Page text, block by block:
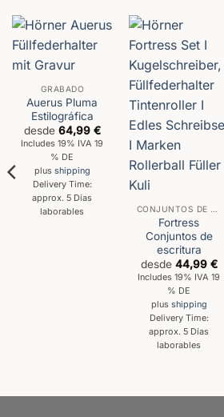
GRABADO
Auerus Pluma
Estilográfica
desde 64,99 €
Includes 19% IVA 19
% DE
plus shipping
Delivery Time:
approx. 5 Días
laborables
CONJUNTOS DE ESCRITURA
Fortress
Conjuntos de
escritura
desde 44,99 €
Includes 19% IVA 19
% DE
plus shipping
Delivery Time:
approx. 5 Días
laborables